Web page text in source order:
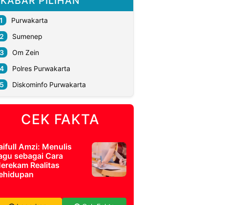
Purwakarta
Sumenep
Om Zein
Polres Purwakarta
Diskominfo Purwakarta
CEK FAKTA
Amzi: Menulis
sebagai Cara
Realitas